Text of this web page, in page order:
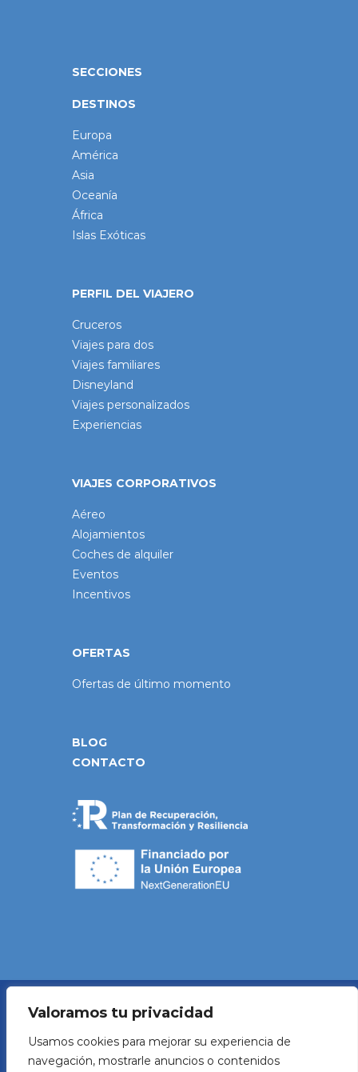
Valoramos tu privacidad
Usamos cookies para mejorar su experiencia de
navegación, mostrarle anuncios o contenidos
SECCIONES
DESTINOS
Europa
América
Asia
Oceanía
África
Islas Exóticas
PERFIL DEL VIAJERO
Cruceros
Viajes para dos
Viajes familiares
Disneyland
Viajes personalizados
Experiencias
VIAJES CORPORATIVOS
Aéreo
Alojamientos
Coches de alquiler
Eventos
Incentivos
OFERTAS
Ofertas de último momento
BLOG
CONTACTO